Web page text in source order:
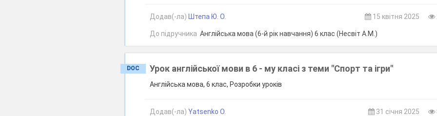
Додав(-ла) Штепа Ю. О. 15 квітня 2025
До підручника Англійська мова (6-й рік навчання) 6 клас (Несвіт А.М.)
DOC Урок англійської мови в 6 - му класі з теми "Спорт та ігри"
Англійська мова, 6 клас, Розробки уроків
Додав(-ла)Yatsenko O. 31 січня 2025